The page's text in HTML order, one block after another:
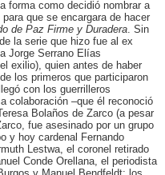
forma como decidió nombrar a
que se encargara de hacer
de Paz Firme y Duradera . Sin
la serie que hizo fue al ex
Jorge Serrano Elías
exilio), quien antes de haber
los primeros que participaron
con los guerrilleros
colaboración –que él reconoció
Bolaños de Zarco (a pesar
fue asesinado por un grupo
y hoy cardenal Fernando
Lestwa, el coronel retirado
Conde Orellana, el periodista